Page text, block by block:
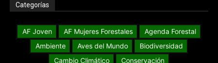
Categorías
AF Joven AF Mujeres Forestales
Agenda Forestal
Ambiente
Aves del Mundo
Biodiversidad
Cambio Climático
Conservación